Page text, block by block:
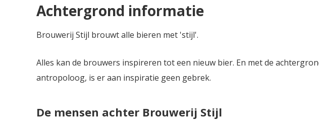
Achtergrond informatie
Brouwerij Stijl brouwt alle bieren met 'stijl'.
Alles kan de brouwers inspireren tot een nieuw bier. En met de
antropoloog, is er aan inspiratie geen gebrek.
De mensen achter Brouwerij Stijl